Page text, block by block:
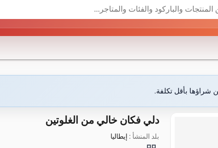
شراؤها بأقل تكلفة.
دلي فكان خالي من الغلوتين
بلد المنشأ : إيطاليا